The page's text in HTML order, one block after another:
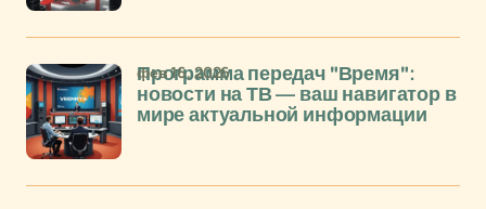
Программа передач "Время":
новости на ТВ — ваш навигатор в
мире актуальной информации
фев 16, 2026